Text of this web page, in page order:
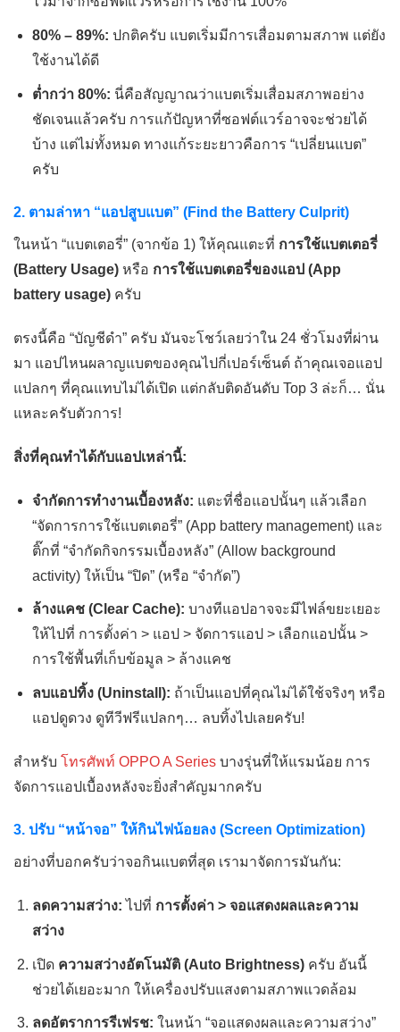
80% – 89%: ปกติครับ แบตเริ่มมีการเสื่อมตามสภาพ แต่ยัง
ใช้งานได้ดี
ต่ำกว่า 80%: นี่คือสัญญาณว่าแบตเริ่มเสื่อมสภาพอย่าง
ชัดเจนแล้วครับ การแก้ปัญหาที่ซอฟต์แวร์อาจจะช่วยได้
บ้าง แต่ไม่ทั้งหมด ทางแก้ระยะยาวคือการ “เปลี่ยนแบต”
ครับ
2. ตามล่าหา “แอปสูบแบต” (Find the Battery Culprit)
ในหน้า “แบตเตอรี่” (จากข้อ 1) ให้คุณแตะที่ การใช้แบตเตอรี่
(Battery Usage) หรือ การใช้แบตเตอรี่ของแอป (App
battery usage) ครับ
ตรงนี้คือ “บัญชีดำ” ครับ มันจะโชว์เลยว่าใน 24 ชั่วโมงที่ผ่าน
มา แอปไหนผลาญแบตของคุณไปกี่เปอร์เซ็นต์ ถ้าคุณเจอแอป
แปลกๆ ที่คุณแทบไม่ได้เปิด แต่กลับติดอันดับ Top 3 ล่ะก็… นั่น
แหละครับตัวการ!
สิ่งที่คุณทำได้กับแอปเหล่านี้:
จำกัดการทำงานเบื้องหลัง: แตะที่ชื่อแอปนั้นๆ แล้วเลือก
“จัดการการใช้แบตเตอรี่” (App battery management) และ
ติ๊กที่ “จำกัดกิจกรรมเบื้องหลัง” (Allow background
activity) ให้เป็น “ปิด” (หรือ “จำกัด”)
ล้างแคช (Clear Cache): บางทีแอปอาจจะมีไฟล์ขยะเยอะ
ให้ไปที่ การตั้งค่า > แอป > จัดการแอป > เลือกแอปนั้น >
การใช้พื้นที่เก็บข้อมูล > ล้างแคช
ลบแอปทิ้ง (Uninstall): ถ้าเป็นแอปที่คุณไม่ได้ใช้จริงๆ หรือ
แอปดูดวง ดูทีวีฟรีแปลกๆ… ลบทิ้งไปเลยครับ!
สำหรับ โทรศัพท์ OPPO A Series บางรุ่นที่ให้แรมน้อย การ
จัดการแอปเบื้องหลังจะยิ่งสำคัญมากครับ
3. ปรับ “หน้าจอ” ให้กินไฟน้อยลง (Screen Optimization)
อย่างที่บอกครับว่าจอกินแบตที่สุด เรามาจัดการมันกัน:
ลดความสว่าง: ไปที่ การตั้งค่า > จอแสดงผลและความ
สว่าง
เปิด ความสว่างอัตโนมัติ (Auto Brightness)ครับ อันนี้
ช่วยได้เยอะมาก ให้เครื่องปรับแสงตามสภาพแวดล้อม
ลดอัตราการรีเฟรช: ในหน้า “จอแสดงผลและความสว่าง”